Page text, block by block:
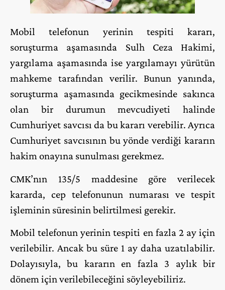
Mobil telefonun yerinin tespiti kararı,
soruşturma aşamasında Sulh Ceza Hakimi,
yargılama aşamasında ise yargılamayı yürütün
mahkeme tarafından verilir. Bunun yanında,
soruşturma aşamasında gecikmesinde sakınca
olan bir durumun mevcudiyeti halinde
Cumhuriyet savcısı da bu kararı verebilir. Ayrıca
Cumhuriyet savcısının bu yönde verdiği kararın
hakim onayına sunulması gerekmez.
CMK’nın 135/5 maddesine göre verilecek
kararda, cep telefonunun numarası ve tespit
işleminin süresinin belirtilmesi gerekir.
Mobil telefonun yerinin tespiti en fazla 2 ay için
verilebilir. Ancak bu süre 1 ay daha uzatılabilir.
Dolayısıyla, bu kararın en fazla 3 aylık bir
dönem için verilebileceğini söyleyebiliriz.